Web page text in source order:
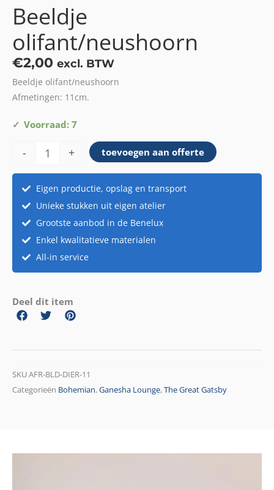
Beeldje
olifant/neushoorn
€2,00 excl. BTW
Beeldje olifant/neushoorn
Afmetingen: 11cm.
Voorraad: 7
-
Beeldje
aantal
+ toevoegen aan offerte
Eigen productie, opslag en transport
Unieke stukken uit eigen atelier
Grootste aanbod in de Benelux
Enkel kwalitatieve materialen
All-in service
Deel dit item
SKUAFR-BLD-DIER-11
Categorieën Bohemian,Ganesha Lounge,The Great Gatsby